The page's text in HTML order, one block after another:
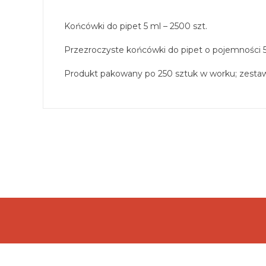
Końcówki do pipet 5 ml – 2500 szt.
Przezroczyste końcówki do pipet o pojemności
Produkt pakowany po 250 sztuk w worku;